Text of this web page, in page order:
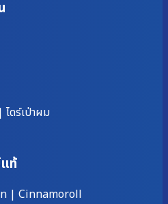
| ไดร์เป่าผม
ท้
| Cinnamoroll